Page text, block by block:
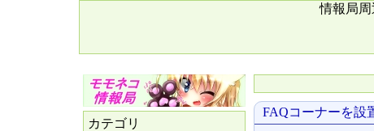
情報局
カテゴリ
FAQコーナーを設